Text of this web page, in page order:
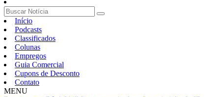
Início
Podcasts
Classificados
Colunas
Empregos
Guia Comercial
Cupons de Desconto
Contato
MENU